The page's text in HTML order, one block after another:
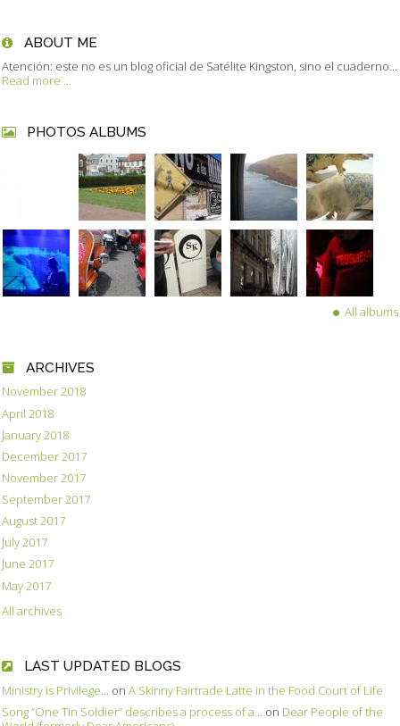
ABOUT ME
Atención: este no es un blog oficial de Satélite Kingston, sino el cuaderno...
Read more ...
PHOTOS ALBUMS
All albums
ARCHIVES
November 2018
April 2018
January 2018
December 2017
November 2017
September 2017
August 2017
July 2017
June 2017
May 2017
All archives
LAST UPDATED BLOGS
Ministry is Privilege... on A Skinny Fairtrade Latte in the Food Court of Life
Song ”One Tin Soldier” describes a process of a... on Dear People of the